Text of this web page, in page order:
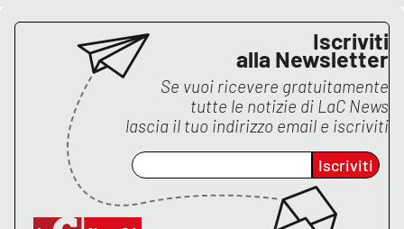
PROGETTI
SPECIALI
Buona Sanità Calabria
CALABRIAVISIONE
Iscriviti
alla Newsletter
Se vuoi ricevere gratuitamente
tutte le notizie di LaC News
lascia il tuo indirizzo email e iscriviti
Iscriviti